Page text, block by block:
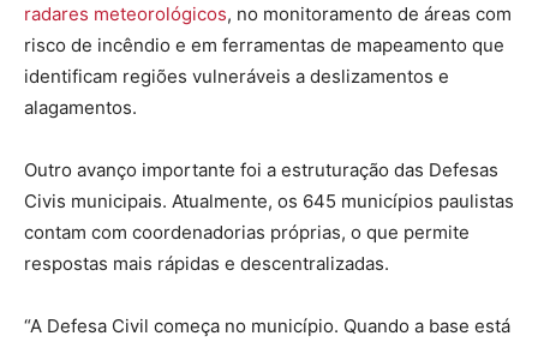
radares meteorológicos, no monitoramento de áreas com
risco de incêndio e em ferramentas de mapeamento que
identificam regiões vulneráveis a deslizamentos e
alagamentos.
Outro avanço importante foi a estruturação das Defesas
Civis municipais. Atualmente, os 645 municípios paulistas
contam com coordenadorias próprias, o que permite
respostas mais rápidas e descentralizadas.
“A Defesa Civil começa no município. Quando a base está